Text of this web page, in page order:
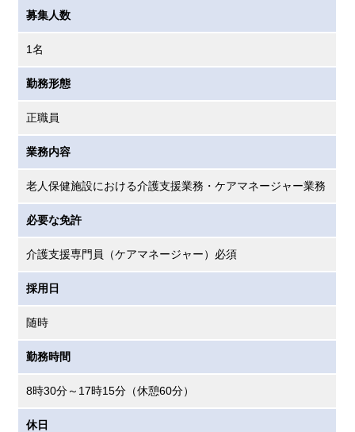
募集人数
1名
勤務形態
正職員
業務内容
老人保健施設における介護支援業務・ケアマネージャー業務
必要な免許
介護支援専門員（ケアマネージャー）必須
採用日
随時
勤務時間
8時30分～17時15分（休憩60分）
休日